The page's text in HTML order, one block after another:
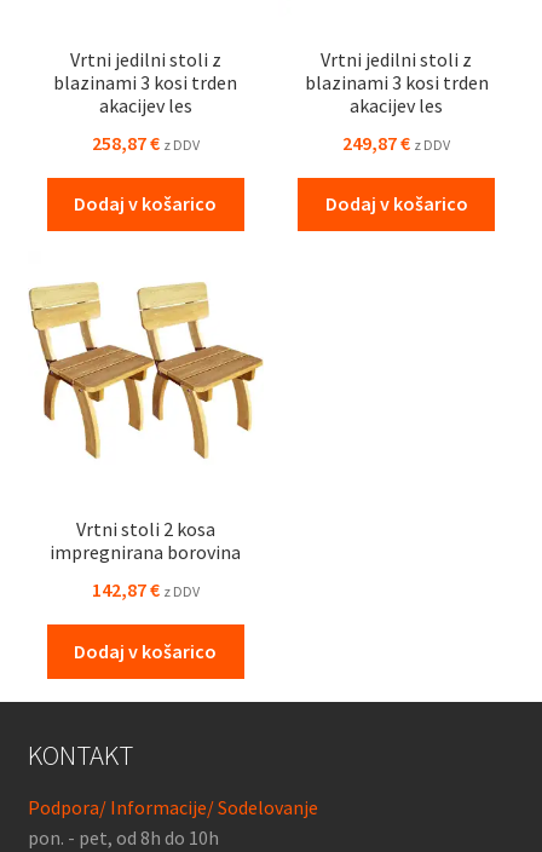
Vrtni jedilni stoli z
blazinami 3 kosi trden
akacijev les
258,87€ z DDV
Dodaj v košarico
Vrtni jedilni stoli z
blazinami 3 kosi trden
akacijev les
249,87€ z DDV
Dodaj v košarico
Vrtni stoli 2 kosa
impregnirana borovina
142,87€ z DDV
Dodaj v košarico
KONTAKT
Podpora/ Informacije/ Sodelovanje
pon. - pet, od 8h do 10h